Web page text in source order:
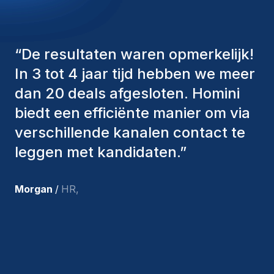
“De consultants van Homini
hebben altijd verschillende
factoren in overweging genomen
om ons de juiste kandidaten aan te
bieden. De mensen die we hebben
aangenomen, zijn nog steeds bij
tevreden met de recente